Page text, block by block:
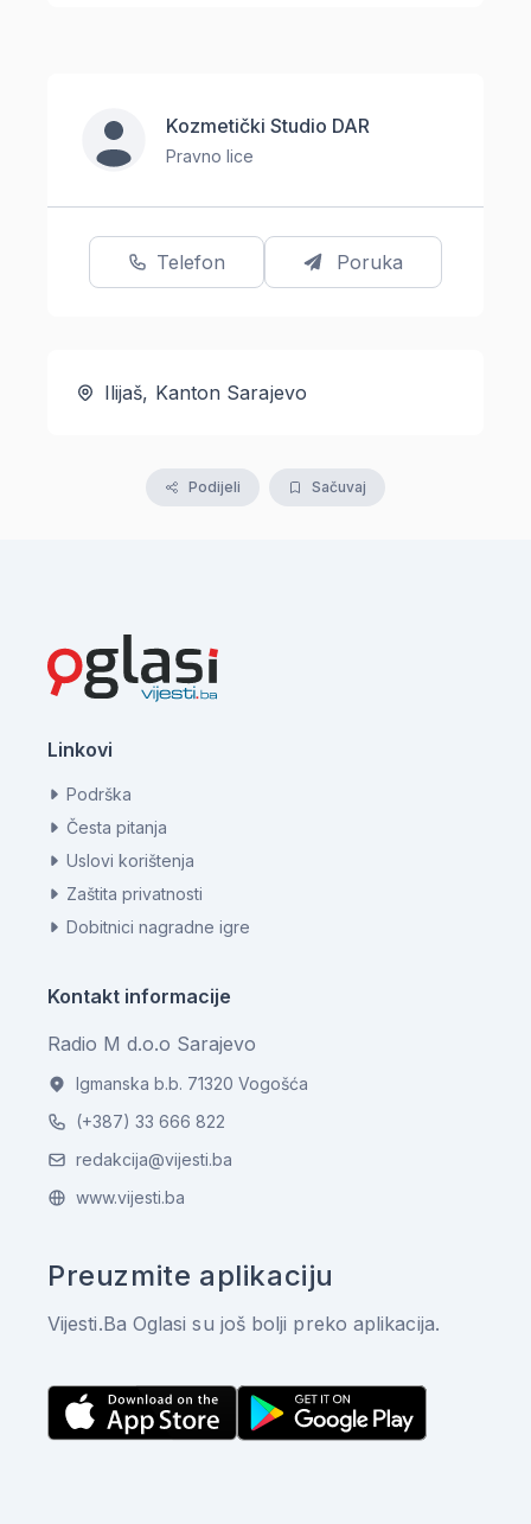
Kozmetički Studio DAR
Pravno lice
Telefon Poruka
Ilijaš, Kanton Sarajevo
Podijeli Sačuvaj
Linkovi
Podrška
Česta pitanja
Uslovi korištenja
Zaštita privatnosti
Dobitnici nagradne igre
Kontakt informacije
Radio M d.o.o Sarajevo
Igmanska b.b. 71320 Vogošća
(+387) 33 666 822
redakcija@vijesti.ba
www.vijesti.ba
Preuzmite aplikaciju
Vijesti.Ba Oglasi su još bolji preko aplikacija.